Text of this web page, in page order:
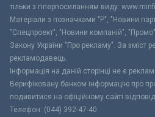
тільки з гіперпосиланням виду:
Матеріали з позначками "Р", "Новини
"Спецпроект", "Новини компаній",
Закону України "Про рекламу". За зміст
рекламодавець.
Інформація на даній сторінці не є
Верифіковану банком інформацію про
подивитися на офіційному сайті
Телефон: (044) 392-47-40